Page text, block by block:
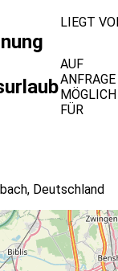
LIEGT
AUF
ANFRAGE
MÖGLICH
FÜR
Deutschland